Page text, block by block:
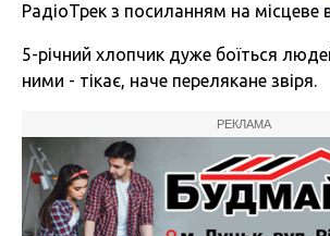
РадіоТрек з посиланням на місцеве
5-річний хлопчик дуже боїться
ними - тікає, наче перелякане звіря.
РЕКЛАМА